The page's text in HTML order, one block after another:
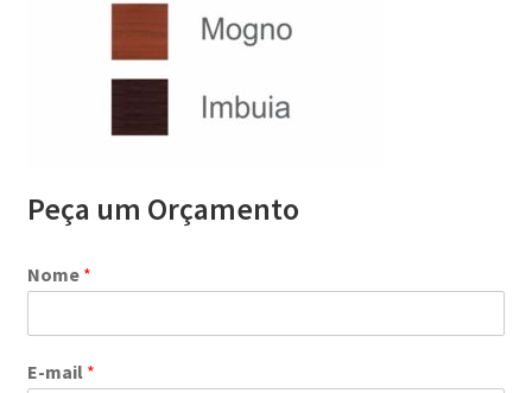
Peça um Orçamento
Nome *
E-mail *